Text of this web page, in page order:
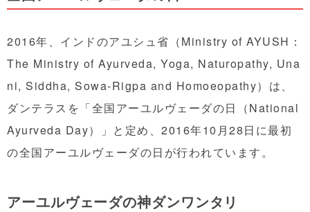
2016年、インドのアユシュ省（Ministry of AYUSH：
The Ministry of Ayurveda, Yoga, Naturopathy, Una
ni, Siddha, Sowa-Rigpa and Homoeopathy）は、
ダンテラスを「全国アーユルヴェーダの日（National
Ayurveda Day）」と定め、2016年10月28日に最初
の全国アーユルヴェーダの日が行われています。
アーユルヴェーダの神ダンワンタリ